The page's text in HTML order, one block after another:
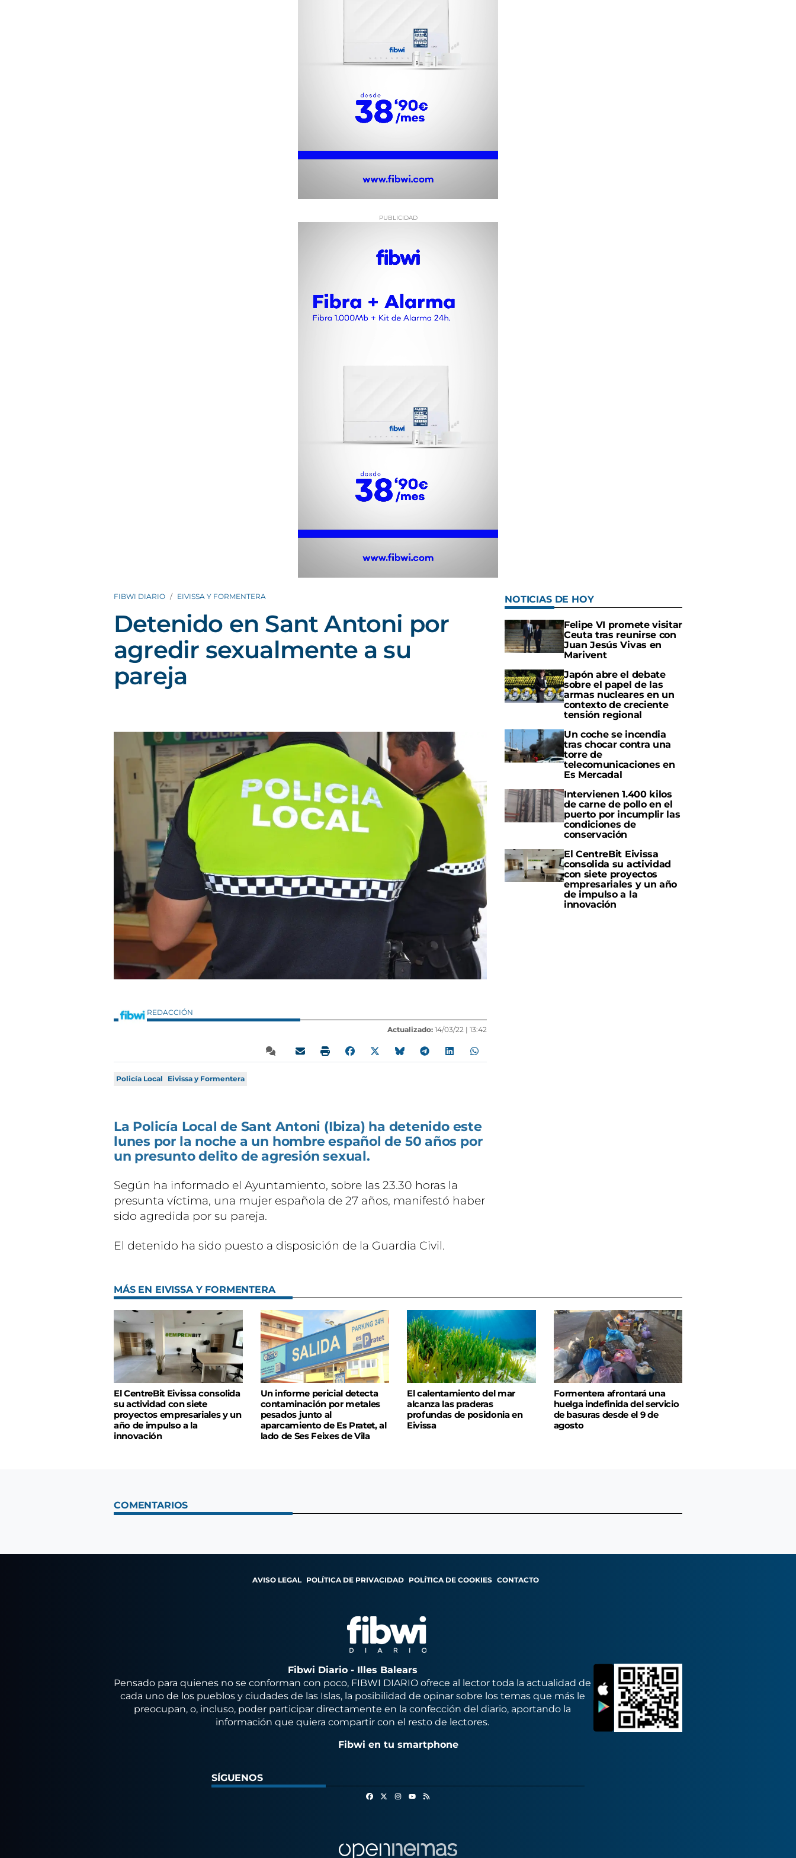
FIBWI DIARIO EIVISSA Y FORMENTERA
Detenido en Sant Antoni por
agredir sexualmente a su
pareja
REDACCIÓN
Actualizado: 14/03/22 | 13:42
Policía Local Eivissa y Formentera
La Policía Local de Sant Antoni (Ibiza) ha detenido este
lunes por la noche a un hombre español de 50 años por
un presunto delito de agresión sexual.
Según ha informado el Ayuntamiento, sobre las 23.30 horas la
presunta víctima, una mujer española de 27 años, manifestó haber
sido agredida por su pareja.
El detenido ha sido puesto a disposición de la Guardia Civil.
NOTICIAS DE HOY
Felipe VI promete visitar
Ceuta tras reunirse con
Juan Jesús Vivas en
Marivent
Japón abre el debate
sobre el papel de las
armas nucleares en un
contexto de creciente
tensión regional
Un coche se incendia
tras chocar contra una
torre de
telecomunicaciones en
Es Mercadal
Intervienen 1.400 kilos
de carne de pollo en el
puerto por incumplir las
condiciones de
conservación
El CentreBit Eivissa
consolida su actividad
con siete proyectos
empresariales y un año
de impulso a la
innovación
MÁS EN EIVISSA Y FORMENTERA
El CentreBit Eivissa consolida
su actividad con siete
proyectos empresariales y un
año de impulso a la
innovación
Un informe pericial detecta
contaminación por metales
pesados junto al
aparcamiento de Es Pratet, al
lado de Ses Feixes de Vila
El calentamiento del mar
alcanza las praderas
profundas de posidonia en
Eivissa
Formentera afrontará una
huelga indefinida del servicio
de basuras desde el 9 de
agosto
COMENTARIOS
AVISO LEGAL POLÍTICA DE PRIVACIDAD POLÍTICA DE COOKIES CONTACTO
Fibwi Diario - Illes Balears
Pensado para quienes no se conforman con poco, FIBWI DIARIO ofrece al lector toda la actualidad de
cada uno de los pueblos y ciudades de las Islas, la posibilidad de opinar sobre los temas que más le
preocupan, o, incluso, poder participar directamente en la confección del diario, aportando la
información que quiera compartir con el resto de lectores.
Fibwi en tu smartphone
SÍGUENOS
FacebookInstagram